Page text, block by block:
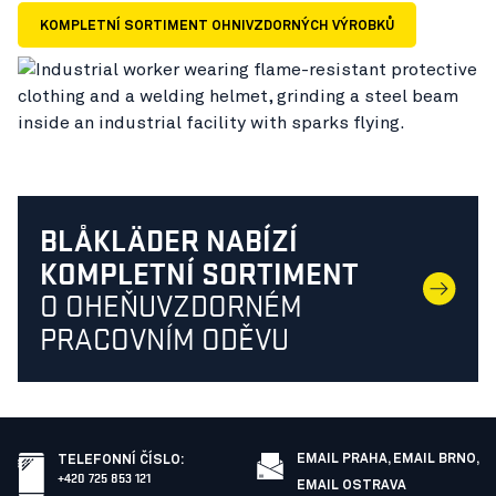
KOMPLETNÍ SORTIMENT OHNIVZDORNÝCH VÝROBKŮ
BLÅKLÄDER NABÍZÍ
KOMPLETNÍ SORTIMENT
O OHEŇUVZDORNÉM
PRACOVNÍM ODĚVU
TELEFONNÍ ČÍSLO:
+420 725 853 121
EMAIL PRAHA, EMAIL BRNO,
EMAIL OSTRAVA